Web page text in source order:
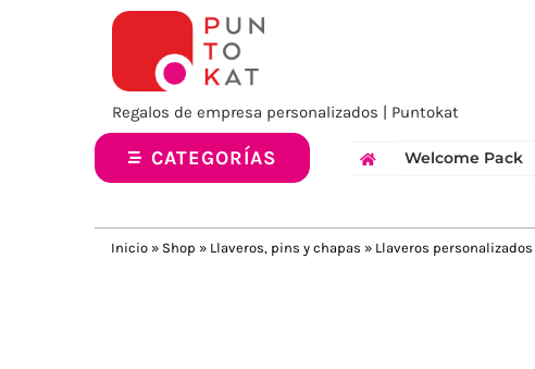
Regalos de empresa personalizados | Puntokat
CATEGORÍAS Welcome Pack
Inicio » Shop » Llaveros, pins y chapas » Llaveros personalizados